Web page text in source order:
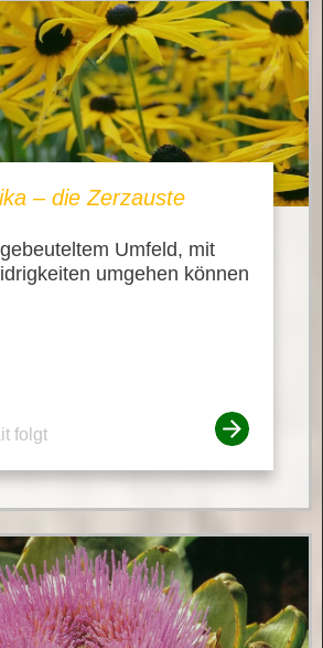
– die Zerzauste
Umfeld, mit
umgehen können
folgt